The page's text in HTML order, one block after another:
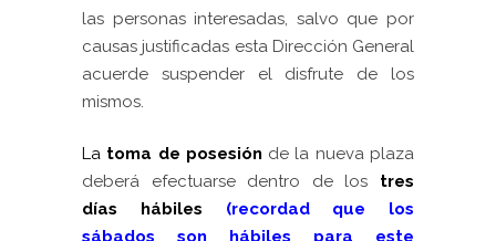
las personas interesadas, salvo que por
causas justificadas esta Dirección General
acuerde suspender el disfrute de los
mismos.
La toma de posesión de la nueva plaza
deberá efectuarse dentro de los tres
días hábiles
(recordad que los
sábados son hábiles para este